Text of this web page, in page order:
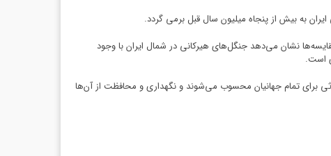
گونه‌های موجود در کل قاره اروپاست. این مقایسه‌ها نشان می‌دهد جنگل‌های هیرکانی در شمال ایران با وجود
است.
و اکنون میراثی برای تمام جهانیان محسوب می‌شوند و نگهداری و محافظت از آن‌ها